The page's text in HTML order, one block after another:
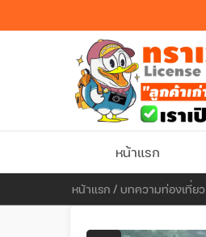
หน้าแรก
หน้าแรก / บทความท่องเที่ยว